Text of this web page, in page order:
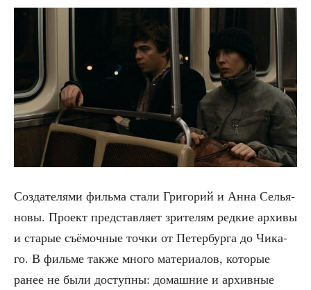
Созда­те­ля­ми филь­ма ста­ли Гри­го­рий и Анна Селья­
но­вы. Про­ект пред­став­ля­ет зри­те­лям ред­кие архи­вы
и ста­рые съё­моч­ные точ­ки от Петер­бур­га до Чика­
го. В филь­ме так­же мно­го мате­ри­а­лов, кото­рые
ранее не были доступ­ны: домаш­ние и архив­ные